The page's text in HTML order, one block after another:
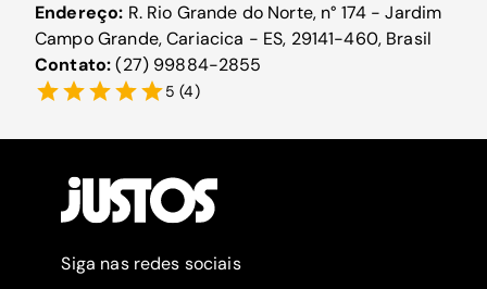
Endereço: R. Rio Grande do Norte, n° 174 - Jardim
Campo Grande, Cariacica - ES, 29141-460, Brasil
Contato:(27) 99884-2855
5 (4)
Siga nas redes sociais